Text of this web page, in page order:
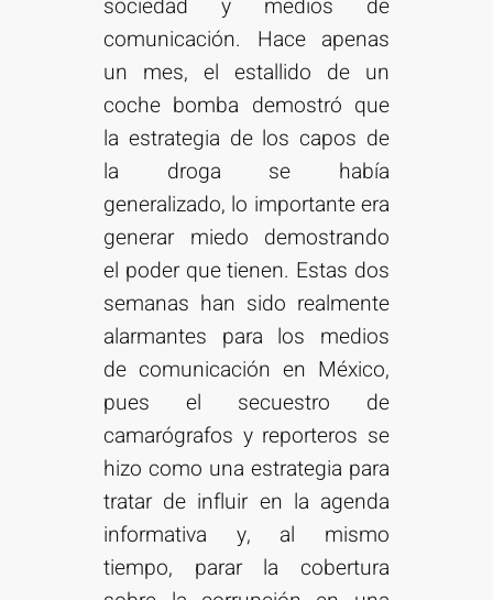
sociedad y medios de
comunicación. Hace apenas
un mes, el estallido de un
coche bomba demostró que
la estrategia de los capos de
la droga se había
generalizado, lo importante era
generar miedo demostrando
el poder que tienen. Estas dos
semanas han sido realmente
alarmantes para los medios
de comunicación en México,
pues el secuestro de
camarógrafos y reporteros se
hizo como una estrategia para
tratar de influir en la agenda
informativa y, al mismo
tiempo, parar la cobertura